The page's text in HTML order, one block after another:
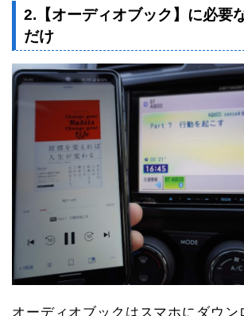
2.【オーディオブック】に必要
だけ
オーディオブックはスマホにダウン